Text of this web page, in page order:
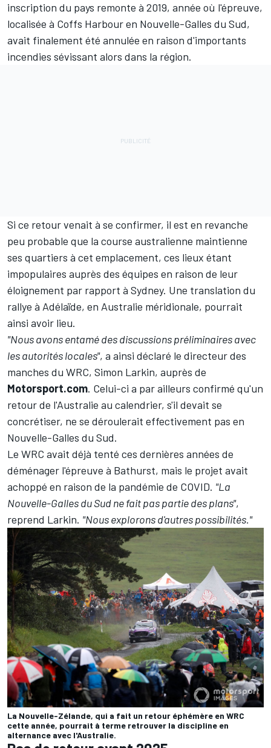
inscription du pays remonte à 2019, année où l'épreuve,
localisée à Coffs Harbour en Nouvelle-Galles du Sud,
avait finalement été annulée en raison d'importants
incendies sévissant alors dans la région.
Si ce retour venait à se confirmer, il est en revanche
peu probable que la course australienne maintienne
ses quartiers à cet emplacement, ces lieux étant
impopulaires auprès des équipes en raison de leur
éloignement par rapport à Sydney. Une translation du
rallye à Adélaïde, en Australie méridionale, pourrait
ainsi avoir lieu.
"Nous avons entamé des discussions préliminaires avec
les autorités locales", a ainsi déclaré le directeur des
manches du WRC, Simon Larkin, auprès de
Motorsport.com. Celui-ci a par ailleurs confirmé qu'un
retour de l'Australie au calendrier, s'il devait se
concrétiser, ne se déroulerait effectivement pas en
Nouvelle-Galles du Sud.
Le WRC avait déjà tenté ces dernières années de
déménager l'épreuve à Bathurst, mais le projet avait
achoppé en raison de la pandémie de COVID. "La
Nouvelle-Galles du Sud ne fait pas partie des plans",
reprend Larkin. "Nous explorons d'autres possibilités."
La Nouvelle-Zélande, qui a fait un retour éphémère en WRC
cette année, pourrait à terme retrouver la discipline en
alternance avec l'Australie.